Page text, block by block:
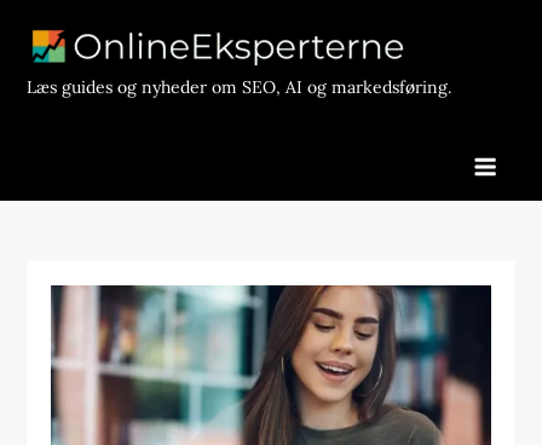
contentLæs guides og nyheder om SEO, AI og markedsføring.